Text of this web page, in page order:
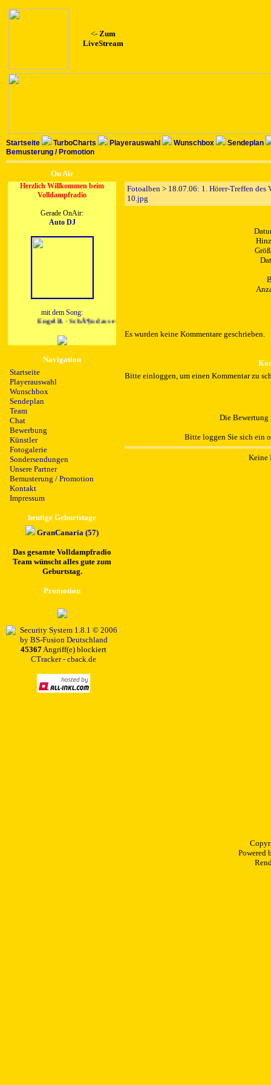
<- Zum
LiveStream
Startseite TurboCharts Playerauswahl Wunschbox
Sendeplan
Bemusterung / Promotion
On Air
Herzlich Willkommen beim
Volldampfradio
Gerade OnAir:
Auto DJ
mit dem Song:
Engel B. - SchÃ¶n dass es uns gibt
Navigation
Startseite
Playerauswahl
Wunschbox
Sendeplan
Team
Chat
Bewerbung
Künstler
Fotogalerie
Sondersendungen
Unsere Partner
Bemusterung / Promotion
Kontakt
Impressum
heutige Geburtstage
GranCanaria (57)
Das gesamte Volldampfradio
Team wünscht alles gute zum
Geburtstag.
Promotion
45367Angriff(e) blockiert
CTracker - cback.de
Fotoalben > 18.07.06: 1. Hörer-Treffen des
10.jpg
Es wurden keine Kommentare geschrieben.
Bitte einloggen, um einen Kommentar zu
Die
Bitte loggen Sie sich ein
Keine
Powered